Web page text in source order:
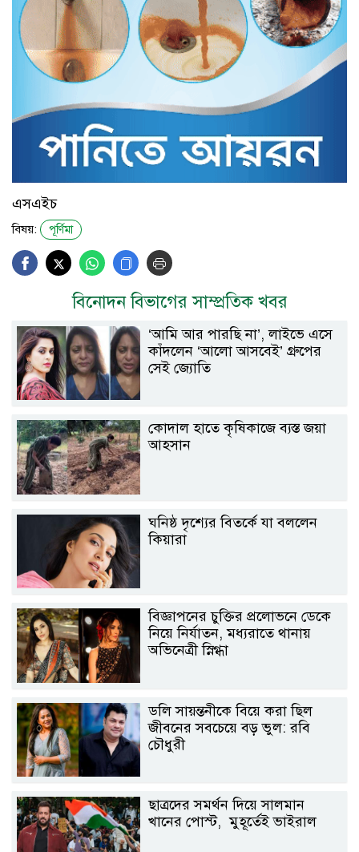
এসএইচ
বিষয়: পূর্ণিমা
বিনোদন বিভাগের সাম্প্রতিক খবর
‘আমি আর পারছি না’, লাইভে এসে
কাঁদলেন ‘আলো আসবেই’ গ্রুপের
সেই জ্যোতি
কোদাল হাতে কৃষিকাজে ব্যস্ত জয়া
আহসান
ঘনিষ্ঠ দৃশ্যের বিতর্কে যা বললেন
কিয়ারা
বিজ্ঞাপনের চুক্তির প্রলোভনে ডেকে
নিয়ে নির্যাতন, মধ্যরাতে থানায়
অভিনেত্রী স্নিগ্ধা
ডলি সায়ন্তনীকে বিয়ে করা ছিল
জীবনের সবচেয়ে বড় ভুল: রবি
চৌধুরী
ছাত্রদের সমর্থন দিয়ে সালমান
খানের পোস্ট, মুহূর্তেই ভাইরাল